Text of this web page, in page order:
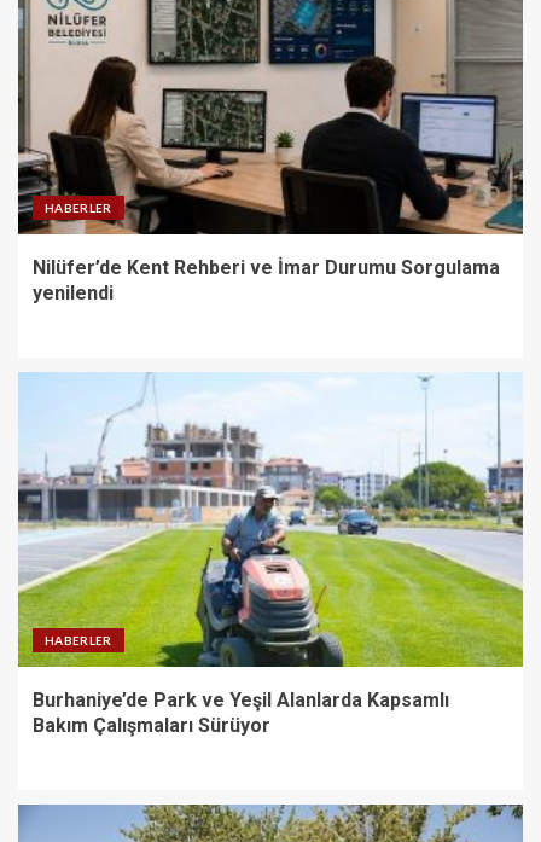
HABERLER
Nilüfer’de Kent Rehberi ve İmar Durumu Sorgulama
yenilendi
HABERLER
Burhaniye’de Park ve Yeşil Alanlarda Kapsamlı
Bakım Çalışmaları Sürüyor